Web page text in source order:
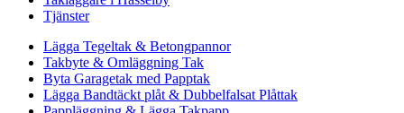
Tjänster
Lägga Tegeltak & Betongpannor
Takbyte & Omläggning Tak
Byta Garagetak med Papptak
Lägga Bandtäckt plåt & Dubbelfalsat Plåttak